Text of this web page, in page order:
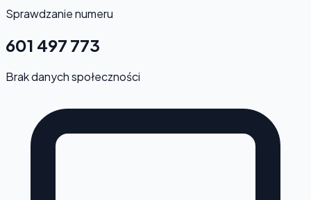
Sprawdzanie numeru
601 497 773
Brak danych społeczności